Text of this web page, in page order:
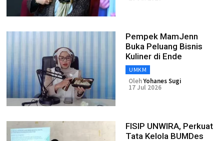
Pempek MamJenn
Buka Peluang Bisnis
Kuliner di Ende
UMKM
OlehYohanes Sugi
17 Jul 2026
FISIP UNWIRA, Perkuat
Tata Kelola BUMDes